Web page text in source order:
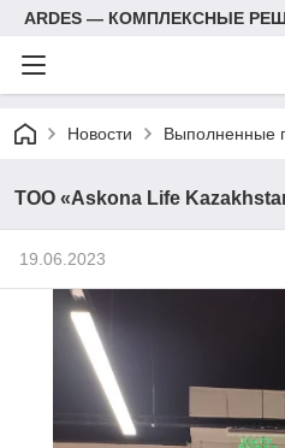
ARDES — КОМПЛЕКСНЫЕ
Новости Выполненные
ТОО «Askona Life
19.06.2023